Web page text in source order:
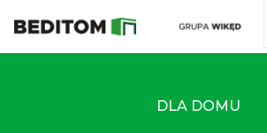
DLA DOMU